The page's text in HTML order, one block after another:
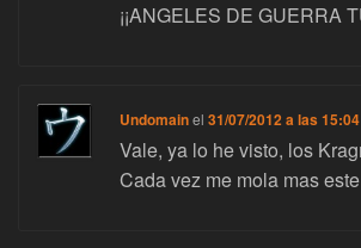
¡¡ANGELES DE GUERRA
Undomainel31/07/2012 a las 15:04
Vale, ya lo he visto, los
Cada vez me mola mas